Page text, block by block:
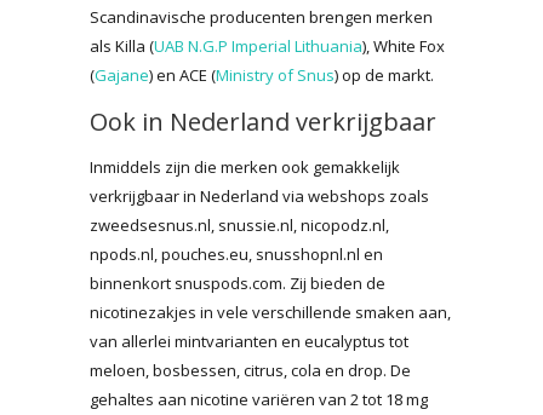
Scandinavische producenten brengen merken
als Killa (UAB N.G.P Imperial Lithuania), White Fox
(Gajane) en ACE (Ministry of Snus) op de markt.
Ook in Nederland verkrijgbaar
Inmiddels zijn die merken ook gemakkelijk
verkrijgbaar in Nederland via webshops zoals
zweedsesnus.nl, snussie.nl, nicopodz.nl,
npods.nl, pouches.eu, snusshopnl.nl en
binnenkort snuspods.com. Zij bieden de
nicotinezakjes in vele verschillende smaken aan,
van allerlei mintvarianten en eucalyptus tot
meloen, bosbessen, citrus, cola en drop. De
gehaltes aan nicotine variëren van 2 tot 18 mg